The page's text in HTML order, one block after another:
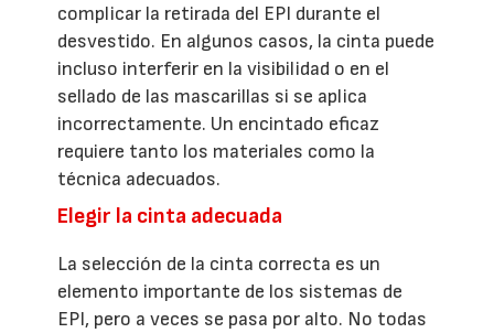
complicar la retirada del EPI durante el
desvestido. En algunos casos, la cinta puede
incluso interferir en la visibilidad o en el
sellado de las mascarillas si se aplica
incorrectamente. Un encintado eficaz
requiere tanto los materiales como la
técnica adecuados.
Elegir la cinta adecuada
La selección de la cinta correcta es un
elemento importante de los sistemas de
EPI, pero a veces se pasa por alto. No todas